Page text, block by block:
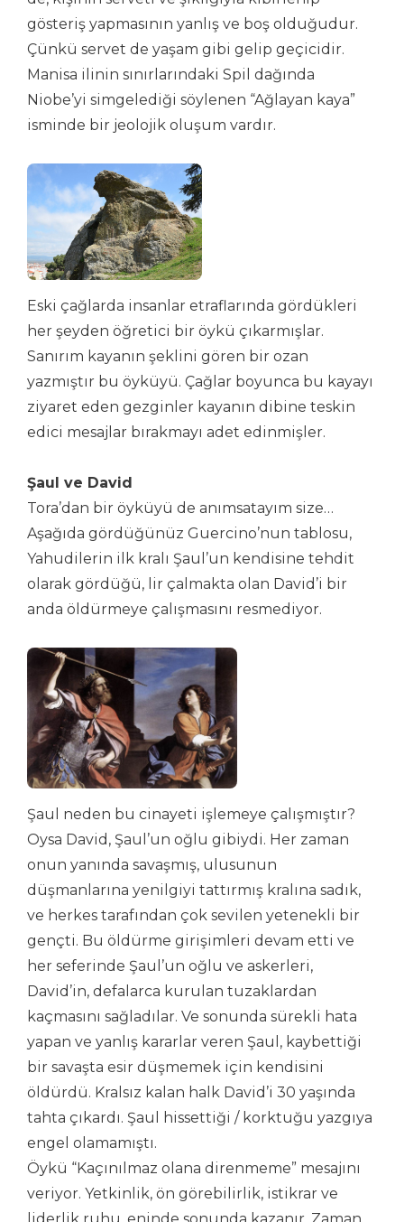
gösteriş yapmasının yanlış ve boş olduğudur.
Çünkü servet de yaşam gibi gelip geçicidir.
Manisa ilinin sınırlarındaki Spil dağında
Niobe’yi simgelediği söylenen “Ağlayan kaya”
isminde bir jeolojik oluşum vardır.
Eski çağlarda insanlar etraflarında gördükleri
her şeyden öğretici bir öykü çıkarmışlar.
Sanırım kayanın şeklini gören bir ozan
yazmıştır bu öyküyü. Çağlar boyunca bu kayayı
ziyaret eden gezginler kayanın dibine teskin
edici mesajlar bırakmayı adet edinmişler.
Şaul ve David
Tora’dan bir öyküyü de anımsatayım size…
Aşağıda gördüğünüz Guercino’nun tablosu,
Yahudilerin ilk kralı Şaul’un kendisine tehdit
olarak gördüğü, lir çalmakta olan David’i bir
anda öldürmeye çalışmasını resmediyor.
Şaul neden bu cinayeti işlemeye çalışmıştır?
Oysa David, Şaul’un oğlu gibiydi. Her zaman
onun yanında savaşmış, ulusunun
düşmanlarına yenilgiyi tattırmış kralına sadık,
ve herkes tarafından çok sevilen yetenekli bir
gençti. Bu öldürme girişimleri devam etti ve
her seferinde Şaul’un oğlu ve askerleri,
David’in, defalarca kurulan tuzaklardan
kaçmasını sağladılar. Ve sonunda sürekli hata
yapan ve yanlış kararlar veren Şaul, kaybettiği
bir savaşta esir düşmemek için kendisini
öldürdü. Kralsız kalan halk David’i 30 yaşında
tahta çıkardı. Şaul hissettiği / korktuğu yazgıya
engel olamamıştı.
Öykü “Kaçınılmaz olana direnmeme” mesajını
veriyor. Yetkinlik, ön görebilirlik, istikrar ve